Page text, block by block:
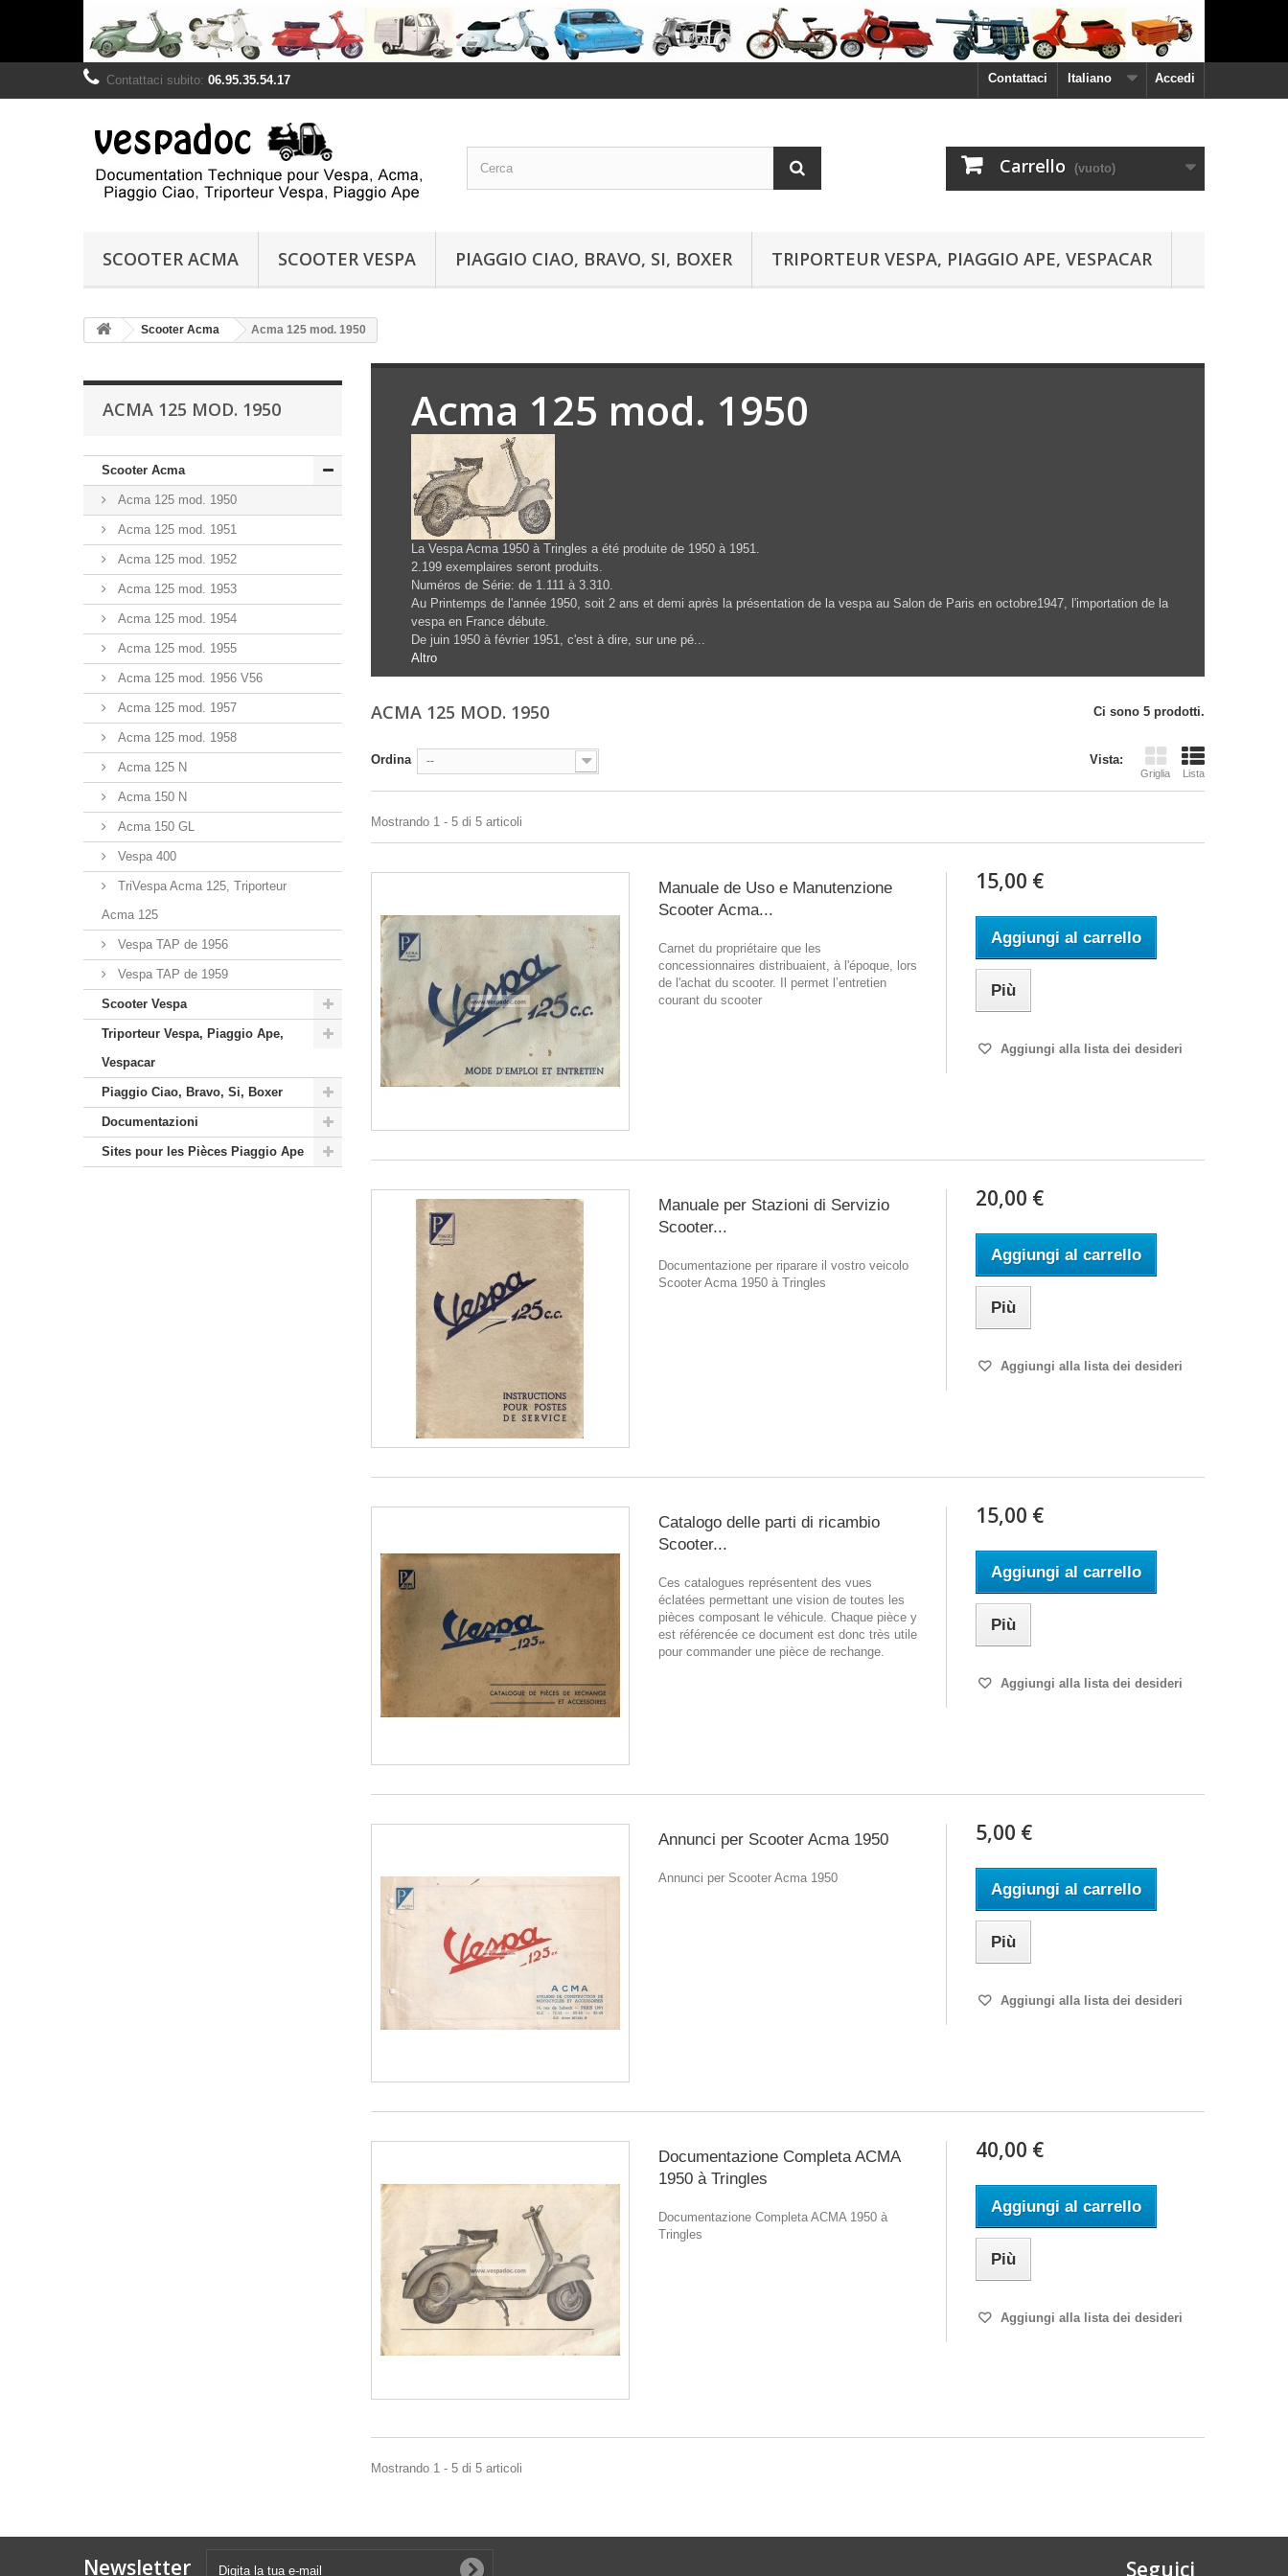
Accedi
Italiano
Contattaci
Contattaci subito: 06.95.35.54.17
Carrello (vuoto)
SCOOTER ACMA SCOOTER VESPA PIAGGIO CIAO, BRAVO, SI, BOXER TRIPORTEUR VESPA, PIAGGIO APE, VESPACAR
Scooter Acma Acma 125 mod. 1950
ACMA 125 MOD. 1950
Scooter Acma
Acma 125 mod. 1950
Acma 125 mod. 1951
Acma 125 mod. 1952
Acma 125 mod. 1953
Acma 125 mod. 1954
Acma 125 mod. 1955
Acma 125 mod. 1956 V56
Acma 125 mod. 1957
Acma 125 mod. 1958
Acma 125 N
Acma 150 N
Acma 150 GL
Vespa 400
TriVespa Acma 125, Triporteur
Acma 125
Vespa TAP de 1956
Vespa TAP de 1959
Scooter Vespa
Triporteur Vespa, Piaggio Ape,
Vespacar
Piaggio Ciao, Bravo, Si, Boxer
Documentazioni
Sites pour les Pièces Piaggio Ape
Acma 125 mod. 1950
La Vespa Acma 1950 à Tringles a été produite de 1950 à 1951.
2.199 exemplaires seront produits.
Numéros de Série: de 1.111 à 3.310.
Au Printemps de l'année 1950, soit 2 ans et demi après la présentation de la vespa au Salon de Paris en octobre1947, l'importation de la
vespa en France débute.
De juin 1950 à février 1951, c'est à dire, sur une pé...
Altro
ACMA 125 MOD. 1950 Ci sono 5 prodotti.
Vista:
Griglia Lista
Ordina --
Mostrando 1 - 5 di 5 articoli
Manuale de Uso e Manutenzione
Scooter Acma...
Carnet du propriétaire que les
concessionnaires distribuaient, à l'époque, lors
de l'achat du scooter. Il permet l’entretien
courant du scooter
15,00 €
Aggiungi al carrello
Più
Aggiungi alla lista dei desideri
Manuale per Stazioni di Servizio
Scooter...
Documentazione per riparare il vostro veicolo
Scooter Acma 1950 à Tringles
20,00 €
Aggiungi al carrello
Più
Aggiungi alla lista dei desideri
Catalogo delle parti di ricambio
Scooter...
Ces catalogues représentent des vues
éclatées permettant une vision de toutes les
pièces composant le véhicule. Chaque pièce y
est référencée ce document est donc très utile
pour commander une pièce de rechange.
15,00 €
Aggiungi al carrello
Più
Aggiungi alla lista dei desideri
Annunci per Scooter Acma 1950
Annunci per Scooter Acma 1950
5,00 €
Aggiungi al carrello
Più
Aggiungi alla lista dei desideri
Documentazione Completa ACMA
1950 à Tringles
Documentazione Completa ACMA 1950 à
Tringles
40,00 €
Aggiungi al carrello
Più
Aggiungi alla lista dei desideri
Mostrando 1 - 5 di 5 articoli
Newsletter Seguici